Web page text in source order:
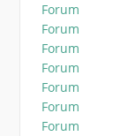
Forum
Forum
Forum
Forum
Forum
Forum
Forum